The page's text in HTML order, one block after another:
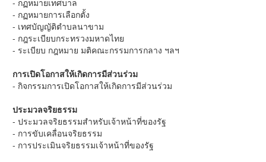
- กฏหมายเทศบาล
- กฏหมายการเลือกตั้ง
- เทศบัญญัติตำบลนาขาม
- กฎระเบียบกระทรวงมหาดไทย
- ระเบียบ กฎหมาย มติคณะกรรมการกลาง ฯลฯ
การเปิดโอกาสให้เกิดการมีส่วนร่วม
- กิจกรรมการเปิดโอกาสให้เกิดการมีส่วนร่วม
ประมวลจริยธรรม
- ประมวลจริยธรรมสำหรับเจ้าหน้าที่ของรัฐ
- การขับเคลื่อนจริยธรรม
- การประเมินจริยธรรมเจ้าหน้าที่ของรัฐ